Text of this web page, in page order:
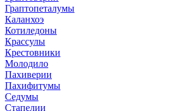
Граптопеталумы
Каланхоэ
Котиледоны
Крассулы
Крестовники
Молодило
Пахиверии
Пахифитумы
Седумы
Стапелии